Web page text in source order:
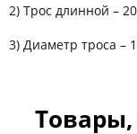
2) Трос длинной –
3) Диаметр троса –
Товары,